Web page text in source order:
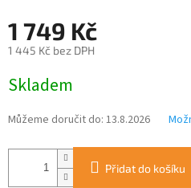
1 749 Kč
1 445 Kč bez DPH
cena:
Skladem
Můžeme doručit do: 13.8.2026
Přidat do košíku